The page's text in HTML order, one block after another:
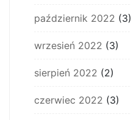
październik 2022 (3)
wrzesień 2022 (3)
sierpień 2022 (2)
czerwiec 2022 (3)